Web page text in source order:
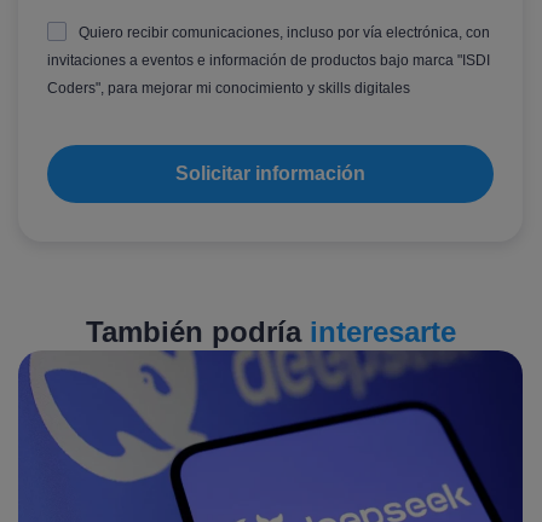
Quiero recibir comunicaciones, incluso por vía electrónica, con
invitaciones a eventos e información de productos bajo marca "ISDI
Coders", para mejorar mi conocimiento y skills digitales
También podría interesarte